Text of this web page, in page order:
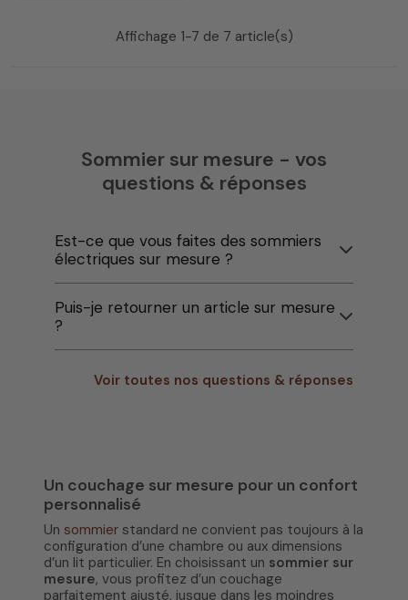
Affichage 1-7 de 7 article(s)
Sommier sur mesure - vos
questions & réponses
Est-ce que vous faites des sommiers
électriques sur mesure ?
Puis-je retourner un article sur mesure
?
Voir toutes nos questions & réponses
Un couchage sur mesure pour un confort
personnalisé
Un sommier standard ne convient pas toujours à la
configuration d’une chambre ou aux dimensions
d’un lit particulier. En choisissant un sommier sur
mesure, vous profitez d’un couchage
parfaitement ajusté, jusque dans les moindres